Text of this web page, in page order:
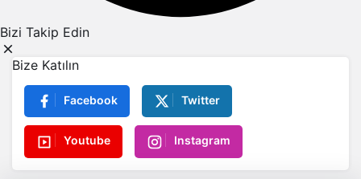
Bizi Takip Edin
Bize Katılın
Facebook Twitter
Youtube Instagram